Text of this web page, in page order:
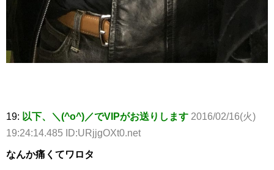
19: 以下、＼(^o^)／でVIPがお送りします 2016/02/16(火)
19:24:14.485 ID:URjjgOXt0.net
なんか痛くてワロタ